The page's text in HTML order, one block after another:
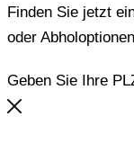
Finden Sie jetzt
oder
Geben Sie Ihre